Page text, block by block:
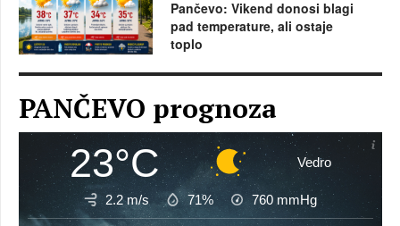
Pančevo: Vikend donosi blagi
pad temperature, ali ostaje
toplo
PANČEVO prognoza
23°C Vedro
2.2 m/s 71% 760 mmHg